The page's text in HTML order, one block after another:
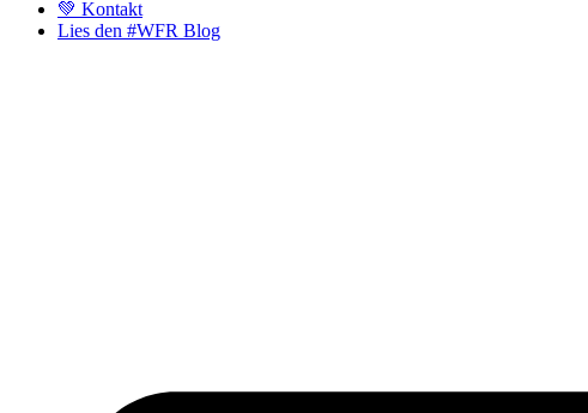
💚 Kontakt
Lies den #WFR Blog